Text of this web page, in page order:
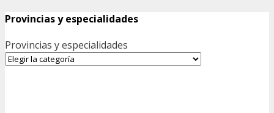
Provincias y especialidades
Provincias y especialidades